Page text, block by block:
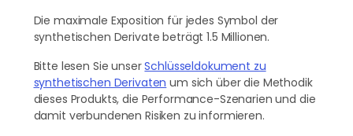
GBP/AUD
GBP/CAD
GBP/CHF
Die maximale Exposition für jedes Symbol der
synthetischen Derivate beträgt 1.5 Millionen.
Bitte lesen Sie unserSchlüsseldokument zu
synthetischen Derivaten um sich über die Methodik
dieses Produkts, die Performance-Szenarien und die
damit verbundenen Risiken zu informieren.